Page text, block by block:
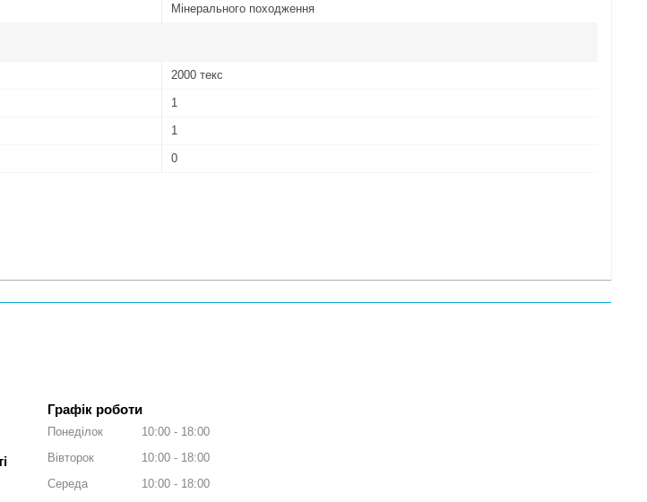
Мінерального походження
2000 текс
1
1
0
Графік роботи
Понеділок 10:00
18:00
Вівторок
10:00
18:00
Середа
10:00 18:00